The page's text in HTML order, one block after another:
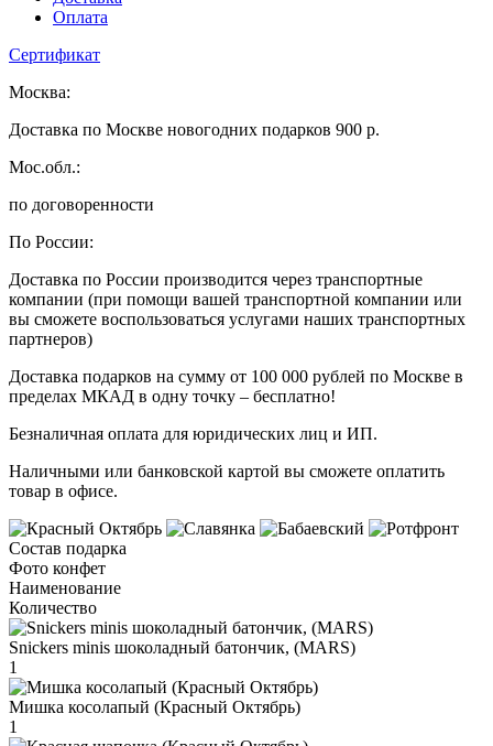
Оплата
Сертификат
Москва:
Доставка по Москве новогодних подарков 900 р.
Мос.обл.:
по договоренности
По России:
Доставка по России производится через транспортные
компании (при помощи вашей транспортной компании или
вы сможете воспользоваться услугами наших транспортных
партнеров)
Доставка подарков на сумму от 100 000 рублей по Москве в
пределах МКАД в одну точку – бесплатно!
Безналичная оплата для юридических лиц и ИП.
Наличными или банковской картой вы сможете оплатить
товар в офисе.
Состав подарка
Фото конфет
Наименование
Количество
Snickers minis шоколадный батончик, (MARS)
1
Мишка косолапый (Красный Октябрь)
1